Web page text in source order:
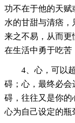
功不在于他的天赋
水的甘甜与清痞，
来之不易，从而
在生活中勇于吃苦
4、心，可以
碍；心，最终必
碍，往往又是你的
心为自己设定的瓶